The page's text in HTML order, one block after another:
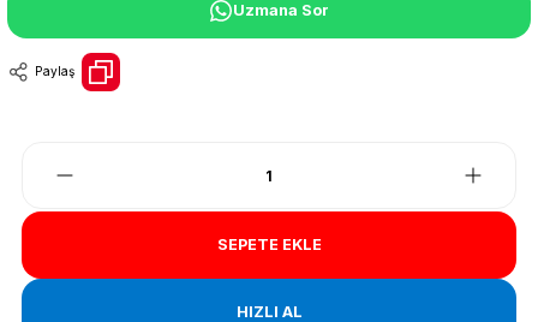
Uzmana Sor
Paylaş
SEPETE EKLE
HIZLI AL